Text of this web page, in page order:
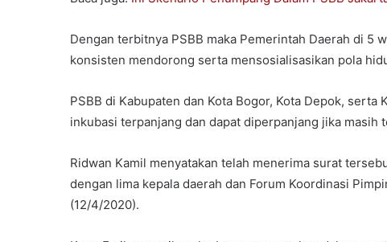
Dengan terbitnya PSBB maka Pemerintah Daerah di 5
konsisten mendorong serta mensosialisasikan pola
PSBB di Kabupaten dan Kota Bogor, Kota Depok, serta
inkubasi terpanjang dan dapat diperpanjang jika masih
Ridwan Kamil menyatakan telah menerima surat
dengan lima kepala daerah dan Forum Koordinasi
(12/4/2020).